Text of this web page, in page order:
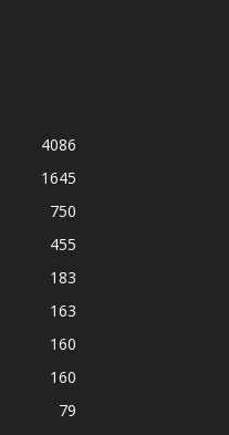
4086
1645
750
455
183
163
160
160
79